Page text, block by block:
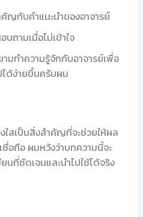
ญกับคำแนะนำของอาจารย์
ถามเมื่อไม่เข้าใจ
มทำความรู้จักกับอาจารย์เพื่อ
ได้ง่ายขึ้นครับผม
ใสเป็นสิ่งสำคัญที่จะช่วยให้ผล
อถือ ผมหวังว่าบทความนี้จะ
นที่ชัดเจนและนำไปใช้ได้จริง